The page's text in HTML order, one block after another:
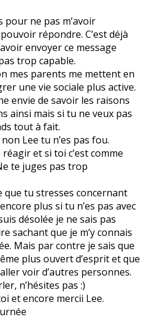
pour ne pas m’avoir
répondre. C’est déjà
envoyer ce message
trop capable.
mes parents me mettent en
une vie sociale plus active.
envie de savoir les raisons
ainsi mais si tu ne veux pas
tout à fait.
Lee tu n’es pas fou.
et si toi c’est comme
te juges pas trop
que tu stresses concernant
plus si tu n’es pas avec
désolée je ne sais pas
sachant que je m’y connais
Mais par contre je sais que
plus ouvert d’esprit et que
voir d’autres personnes.
n’hésites pas :)
et encore mercii Lee.